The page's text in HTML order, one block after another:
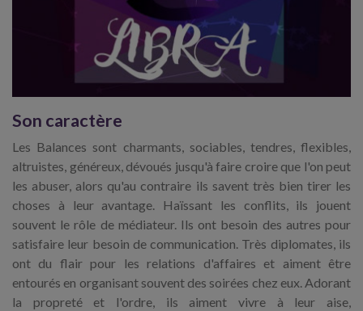
Son caractère
Les Balances sont charmants, sociables, tendres, flexibles,
altruistes, généreux, dévoués jusqu'à faire croire que l'on peut
les abuser, alors qu'au contraire ils savent très bien tirer les
choses à leur avantage. Haïssant les conflits, ils jouent
souvent le rôle de médiateur. Ils ont besoin des autres pour
satisfaire leur besoin de communication. Très diplomates, ils
ont du flair pour les relations d'affaires et aiment être
entourés en organisant souvent des soirées chez eux. Adorant
la propreté et l'ordre, ils aiment vivre à leur aise,